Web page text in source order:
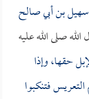
سهيل بن أبي صالح
صلى الله عليه
حقها، وإذا
فتنكبوا